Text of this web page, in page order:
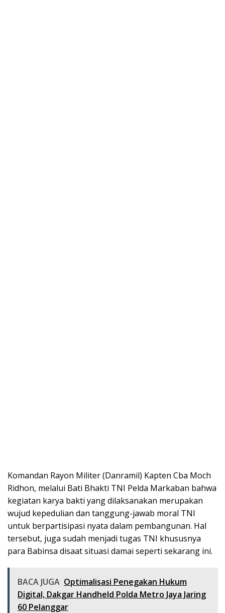
Komandan Rayon Militer (Danramil) Kapten Cba Moch
Ridhon, melalui Bati Bhakti TNI Pelda Markaban bahwa
kegiatan karya bakti yang dilaksanakan merupakan
wujud kepedulian dan tanggung-jawab moral TNI
untuk berpartisipasi nyata dalam pembangunan. Hal
tersebut, juga sudah menjadi tugas TNI khususnya
para Babinsa disaat situasi damai seperti sekarang ini.
BACA JUGA Optimalisasi Penegakan Hukum
Digital, Dakgar Handheld Polda Metro Jaya Jaring
60 Pelanggar